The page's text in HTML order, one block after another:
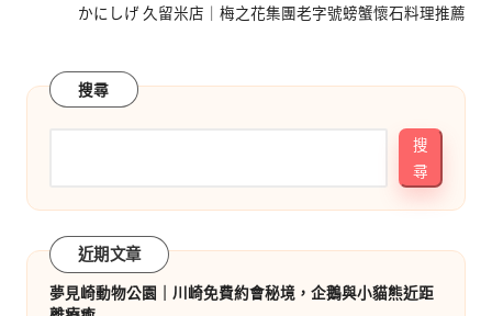
かにしげ 久留米店｜梅之花集團老字號螃蟹懷石料理推薦
搜尋
搜
尋
近期文章
夢見崎動物公園｜川崎免費約會秘境，企鵝與小貓熊近距